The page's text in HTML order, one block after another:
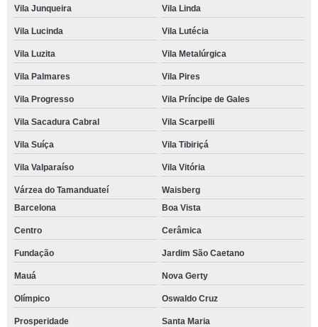
Vila Junqueira Vila Linda
Vila Lucinda Vila Lutécia
Vila Luzita Vila Metalúrgica
Vila Palmares Vila Pires
Vila Progresso Vila Príncipe de Gales
Vila Sacadura Cabral Vila Scarpelli
Vila Suíça Vila Tibiriçá
Vila Valparaíso Vila Vitória
Várzea do Tamanduateí
Waisberg
Barcelona
Boa Vista
Centro Cerâmica
Fundação Jardim São Caetano
Mauá Nova Gerty
Olímpico Oswaldo Cruz
Prosperidade Santa Maria